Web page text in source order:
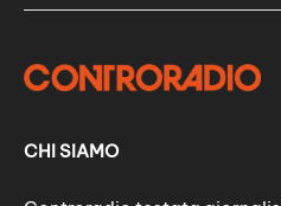
CHI SIAMO